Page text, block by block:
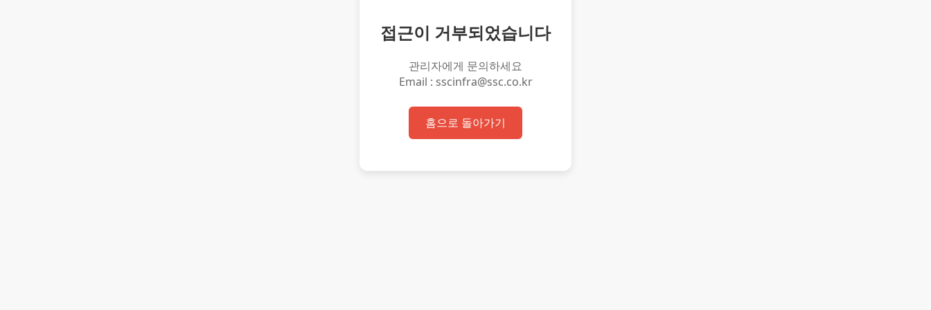
접근이 거부되었습니다
관리자에게 문의하세요
Email : sscinfra@ssc.co.kr
홈으로 돌아가기